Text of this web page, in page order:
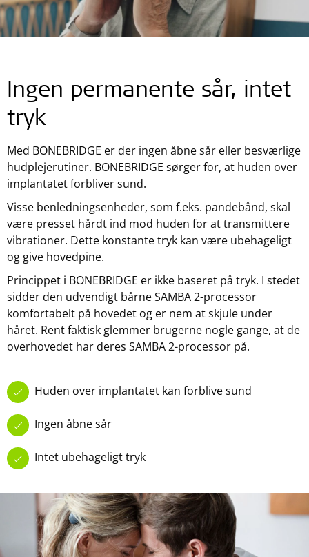
Ingen permanente sår, intet
tryk
Med BONEBRIDGE er der ingen åbne sår eller besværlige
hudplejerutiner. BONEBRIDGE sørger for, at huden over
implantatet forbliver sund.
Visse benledningsenheder, som f.eks. pandebånd, skal
være presset hårdt ind mod huden for at transmittere
vibrationer. Dette konstante tryk kan være ubehageligt
og give hovedpine.
Princippet i BONEBRIDGE er ikke baseret på tryk. I stedet
sidder den udvendigt bårne SAMBA 2-processor
komfortabelt på hovedet og er nem at skjule under
håret. Rent faktisk glemmer brugerne nogle gange, at de
overhovedet har deres SAMBA 2-processor på.
Huden over implantatet kan forblive sund
Ingen åbne sår
Intet ubehageligt tryk